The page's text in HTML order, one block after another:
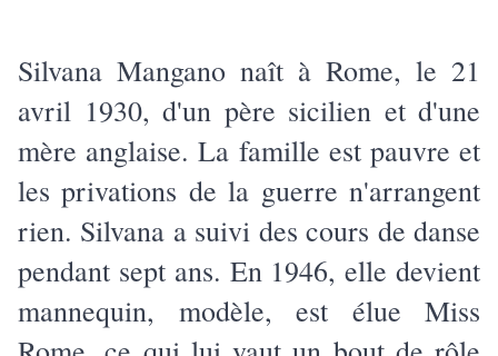
Silvana Mangano naît à Rome, le 21
avril 1930, d'un père sicilien et d'une
mère anglaise. La famille est pauvre et
les privations de la guerre n'arrangent
rien. Silvana a suivi des cours de danse
pendant sept ans. En 1946, elle devient
mannequin, modèle, est élue Miss